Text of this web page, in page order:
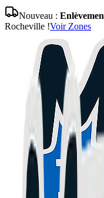
Nouveau :
Rocheville !Voir Zones